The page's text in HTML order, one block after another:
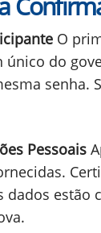
terminam
são